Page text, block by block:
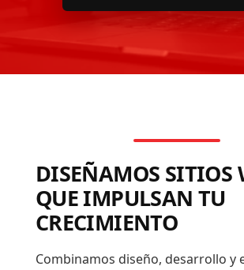
DISEÑAMOS SITIOS
QUE IMPULSAN TU
CRECIMIENTO
Combinamos diseño, desarrollo y